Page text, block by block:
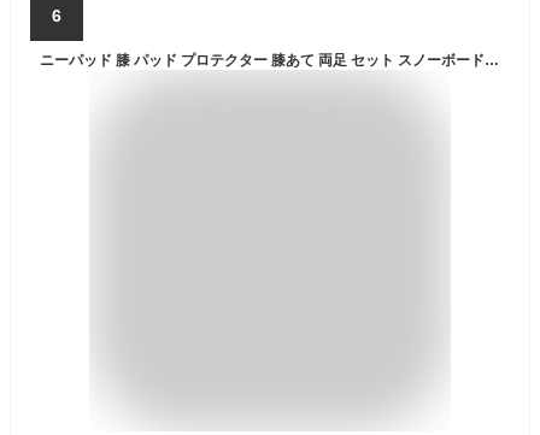
6
ニーパッド 膝 パッド プロテクター 膝あて 両足 セット スノーボード サバゲー スケボー バイク 自転車 ロードバイク 黒 膝パット クッション サポーター ブラック F